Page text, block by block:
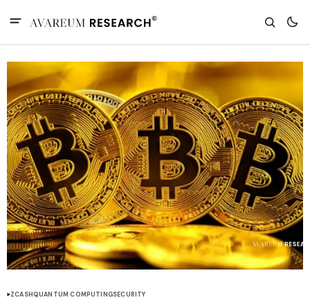
ZCASHQUANTUM COMPUTINGSECURITY